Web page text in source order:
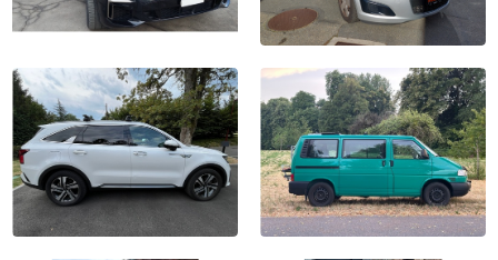
BMW X 5 M50d
2019, 25'893 km
CHF 80'000
Chevrolet Aveo 13 TCDi LT
2012, 82'868 km
CHF 4'500